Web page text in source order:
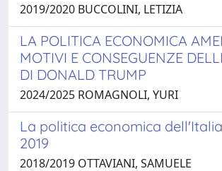
2019/2020 BUCCOLINI, LETIZIA
LA POLITICA ECONOMICA
MOTIVI E CONSEGUENZE
DI DONALD TRUMP
2024/2025 ROMAGNOLI, YURI
La politica economica
2019
2018/2019 OTTAVIANI, SAMUELE